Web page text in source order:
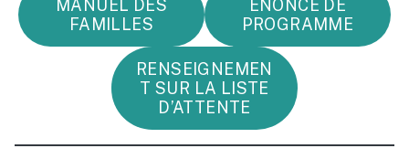
MANUEL DES
FAMILLES
ÉNONCÉ DE
PROGRAMME
RENSEIGNEMEN
T SUR LA LISTE
D’ATTENTE